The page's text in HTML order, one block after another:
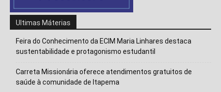
Ultimas Máterias
Feira do Conhecimento da ECIM Maria Linhares destaca
sustentabilidade e protagonismo estudantil
Carreta Missionária oferece atendimentos gratuitos de
saúde à comunidade de Itapema